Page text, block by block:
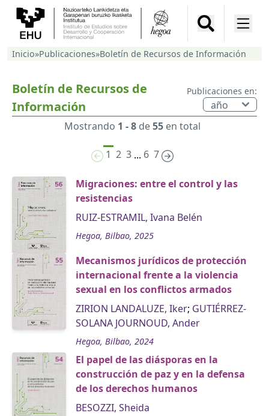
Inicio»Publicaciones»Boletín de Recursos de Información
Boletín de Recursos de
Información
Publicaciones en:
Mostrando 1 - 8de55en total
1 2 3 ... 6 7
Migraciones: entre el control y las
resistencias
RUIZ-ESTRAMIL, Ivana Belén
Hegoa, Bilbao, 2025
Mecanismos jurídicos de protección
internacional frente a la violencia
sexual en los conflictos armados
ZIRION LANDALUZE, Iker; GUTIÉRREZ-
SOLANA JOURNOUD, Ander
Hegoa, Bilbao, 2024
El papel de las diásporas en la
construcción de paz y en la defensa
de los derechos humanos
BESOZZI, Sheida